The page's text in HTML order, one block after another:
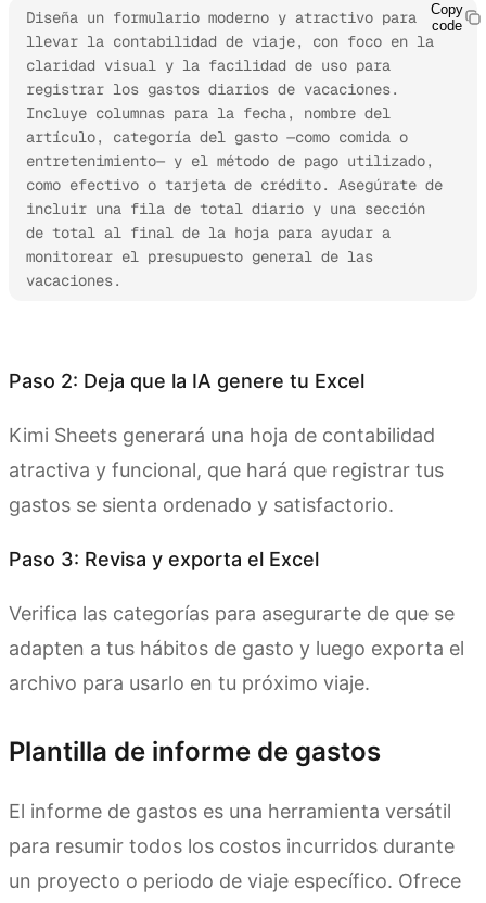
Diseña un formulario moderno y atractivo para
llevar la contabilidad de viaje, con foco en la
claridad visual y la facilidad de uso para
registrar los gastos diarios de vacaciones.
Incluye columnas para la fecha, nombre del
artículo, categoría del gasto —como comida o
entretenimiento— y el método de pago utilizado,
como efectivo o tarjeta de crédito. Asegúrate de
incluir una fila de total diario y una sección
de total al final de la hoja para ayudar a
monitorear el presupuesto general de las
vacaciones.
Copy
code
Paso 2: Deja que la IA genere tu Excel
Kimi Sheets generará una hoja de contabilidad
atractiva y funcional, que hará que registrar tus
gastos se sienta ordenado y satisfactorio.
Paso 3: Revisa y exporta el Excel
Verifica las categorías para asegurarte de que se
adapten a tus hábitos de gasto y luego exporta el
archivo para usarlo en tu próximo viaje.
Plantilla de informe de gastos
El informe de gastos es una herramienta versátil
para resumir todos los costos incurridos durante
un proyecto o periodo de viaje específico. Ofrece